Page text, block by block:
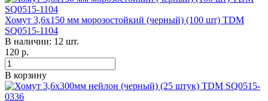
Хомут 3,6х150 мм морозостойкий (черный) (100 шт) TDM
SQ0515-1104
В наличии: 12 шт.
120 р.
В корзину